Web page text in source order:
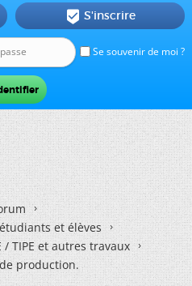
Se souvenir de moi ?
 S'inscrire
et élèves
/ TIPE et autres travaux
production.